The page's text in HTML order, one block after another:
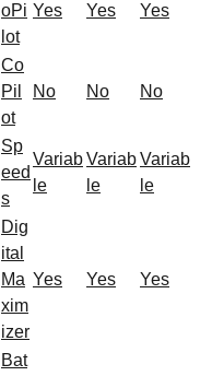
oPi
lot
Yes Yes Yes
Co
Pil
ot
No No No
Sp
eed
s
Variab
le
Variab
le
Variab
le
Dig
ital
Ma
xim
izer
Yes Yes Yes
Bat